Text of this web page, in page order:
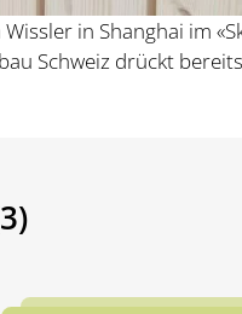
in Shanghai im
Schweiz drückt